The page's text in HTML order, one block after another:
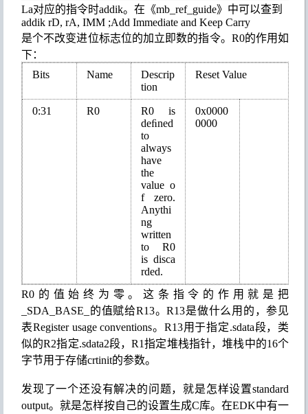
La对应的指令时addik。 在《mb_ref_guide》中可以查到
addik rD, rA, IMM ;Add Immediate and Keep Carry
是个不改变进位标志位的加立即数的指令。 R0的作用如
下：
Bits
Name
Descrip
tion
Reset Value
0:31 R0
R0 is
deﬁned
to
always
have
the
value o
f zero.
Anythi
ng
written
to R0
is disca
rded.
0x0000
0000
R0 的值始终为零。这条指令的作用就是把
_SDA_BASE_
的值赋给R13。R13是做什么用的 ，参见
表Register usage conventions。 R13用于指定.sdata段， 类
似的R2指定.sdata2段，R1指定堆栈指针，堆栈中的16个
字节用于存储crtinit的参数。
发现了一个还没有解决的问题，就是怎样设置standard
output。就是怎样按自己的设置生成C库。 在EDK中有一